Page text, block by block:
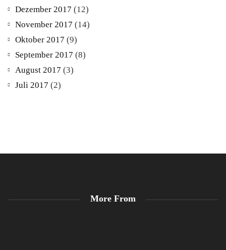
Dezember 2017 (12)
November 2017 (14)
Oktober 2017 (9)
September 2017 (8)
August 2017 (3)
Juli 2017 (2)
More From